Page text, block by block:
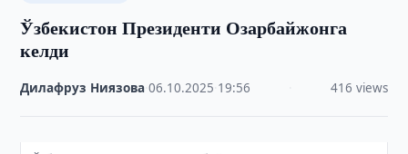
Ўзбекистон Президенти Озарбайжонга
келди
Дилафруз Ниязова ·06.10.2025 19:56 416 views